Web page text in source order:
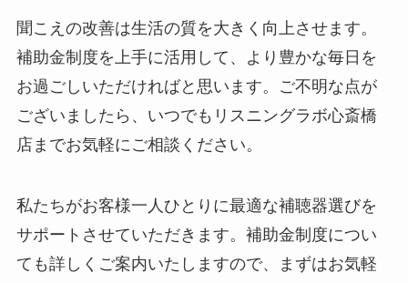
聞こえの改善は生活の質を大きく向上させます。
補助金制度を上手に活用して、より豊かな毎日を
お過ごしいただければと思います。ご不明な点が
ございましたら、いつでもリスニングラボ心斎橋
店までお気軽にご相談ください。
私たちがお客様一人ひとりに最適な補聴器選びを
サポートさせていただきます。補助金制度につい
ても詳しくご案内いたしますので、まずはお気軽